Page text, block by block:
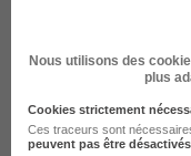
Je postule
Nous utilisons des
plus
Cookies strictement
Ces traceurs sont
peuvent pas être désactivés